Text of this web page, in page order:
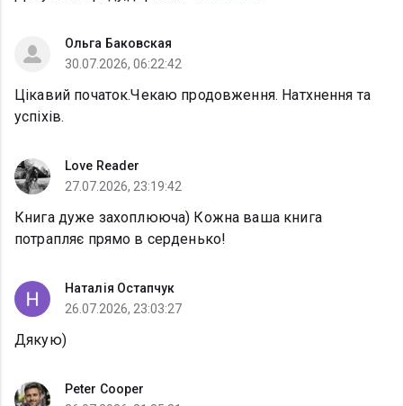
Ольга Баковская
30.07.2026, 06:22:42
Цікавий початок.Чекаю продовження. Натхнення та
успіхів.
Love Reader
27.07.2026, 23:19:42
Книга дуже захоплююча) Кожна ваша книга
потрапляє прямо в серденько!
Наталія Остапчук
26.07.2026, 23:03:27
Дякую)
Peter Cooper